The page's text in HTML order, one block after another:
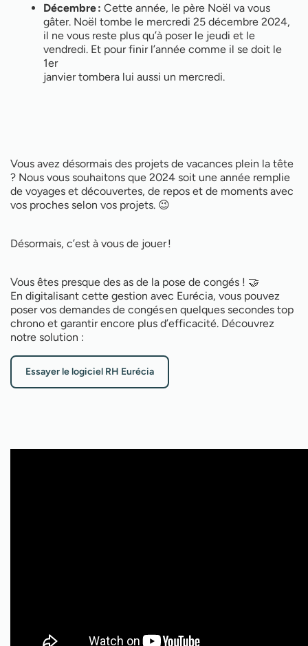
Décembre : Cette année, le père Noël va vous
gâter. Noël tombe le mercredi 25 décembre 2024,
il ne vous reste plus qu’à poser le jeudi et le
vendredi. Et pour finir l’année comme il se doit le
1er
janvier tombera lui aussi un mercredi.
Vous avez désormais des projets de vacances plein la tête
? Nous vous souhaitons que 2024 soit une année remplie
de voyages et découvertes, de repos et de moments avec
vos proches selon vos projets. 😉
Désormais, c’est à vous de jouer !
Vous êtes presque des as de la pose de congés ! 🤝
En digitalisant cette gestion avec Eurécia, vous pouvez
poser vos demandes de congés en quelques secondes top
chrono et garantir encore plus d’efficacité. Découvrez
notre solution :
Essayer le logiciel RH Eurécia